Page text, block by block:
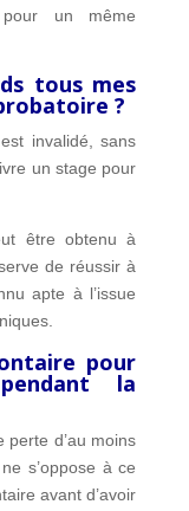
un même
tous mes
?
invalidé, sans
un stage pour
être obtenu à
de réussir à
apte à l’issue
pour
la
d’au moins
s’oppose à ce
avant d’avoir